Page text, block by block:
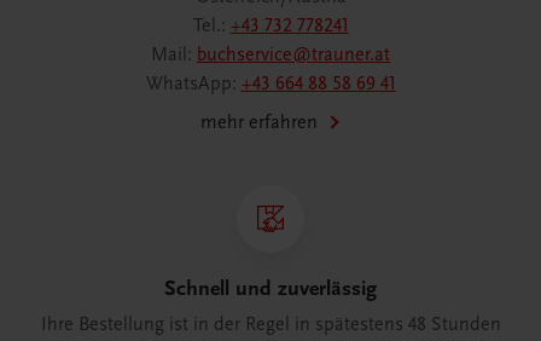
Tel.: +43 732 778241
Mail: buchservice@trauner.at
WhatsApp: +43 664 88 58 69 41
mehr erfahren
Schnell und zuverlässig
Ihre Bestellung ist in der Regel in spätestens 48 Stunden